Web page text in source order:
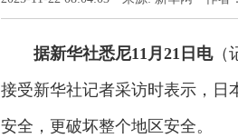
据新华社悉尼11月21日电（
接受新华社记者采访时表示，日
安全，更破坏整个地区安全。